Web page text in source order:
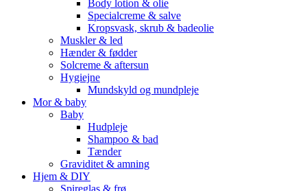
Body lotion & olie
Specialcreme & salve
Kropsvask, skrub & badeolie
Muskler & led
Hænder & fødder
Solcreme & aftersun
Hygiejne
Mundskyld og mundpleje
Mor & baby
Baby
Hudpleje
Shampoo & bad
Tænder
Graviditet & amning
Hjem & DIY